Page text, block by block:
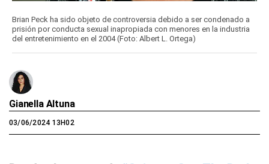
Brian Peck ha sido objeto de controversia debido a ser condenado a
prisión por conducta sexual inapropiada con menores en la industria
del entretenimiento en el 2004 (Foto: Albert L. Ortega)
Gianella Altuna
03/06/2024 13H02